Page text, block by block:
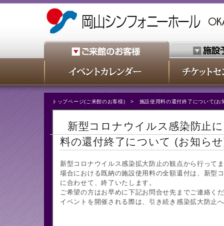
トップページ(ご来館のお客様) > 施設使用料の還付終了について(お
新型コロナウイルス感染防止
料の還付終了について (お知ら
新型コロナウイルス感染拡大防止の観点から行って
場合における既納の施設使用料の全額還付は、新型
に合わせて、終了いたします。
ご希望の方はお早めに下記お問合せ先までご連絡く
イベントを開催される際は、引き続き感染拡大防止